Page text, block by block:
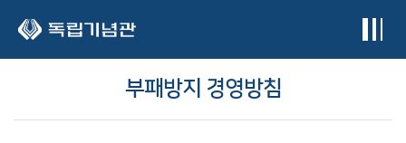
부패방지 경영방침